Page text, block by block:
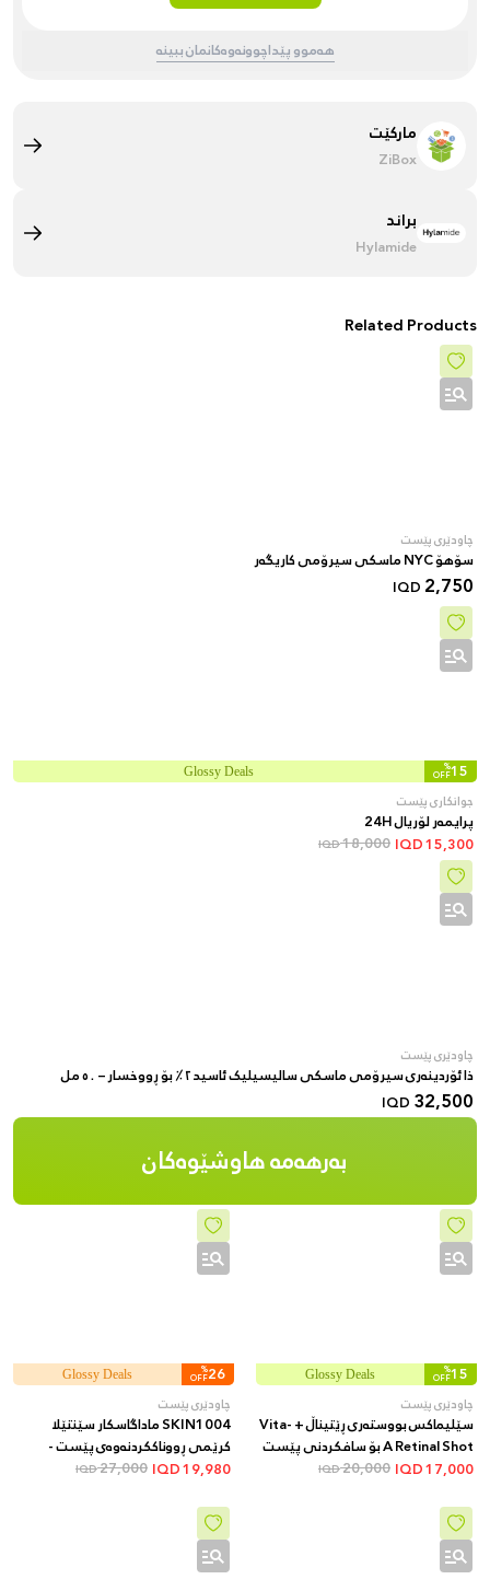
هەموو پێداچوونەوەکانمان ببینە
مارکێت
ZiBox
براند
Hylamide
Related Products
چاودێری پێست
سۆهۆ NYC ماسکی سیرۆمی کاریگەر
2,750
IQD
15
%
OFF
Glossy Deals
جوانکاری پێست
پرایمەر لۆریال 24H
15,300
18,000
IQD
چاودێری پێست
ذا ئۆردینەری سیرۆمی ماسکی سالیسیلیک ئاسید ٢٪ بۆ ڕووخسار – ٥٠ مل
32,500
IQD
بەرهەمە هاوشێوەکان
15
%
OFF
Glossy Deals
چاودێری پێست
سێلیماکس بووستەری ڕێتیناڵ + Vita-
A Retinal Shot بۆ سافکردنی پێست
و کەمکردنەوەی کونەکان و هێڵە
17,000
20,000
IQD
26
%
OFF
Glossy Deals
چاودێری پێست
SKIN1004 ماداگاسکار سێنتێلا
کرێمی ڕووناککردنەوەی پێست -
پێست نەمدار و ئارام دەکاتەوە و
پێست و کەمکردنەوەی لکە و
تۆخییەکانی پێست، 75 مل
19,980
27,000
IQD